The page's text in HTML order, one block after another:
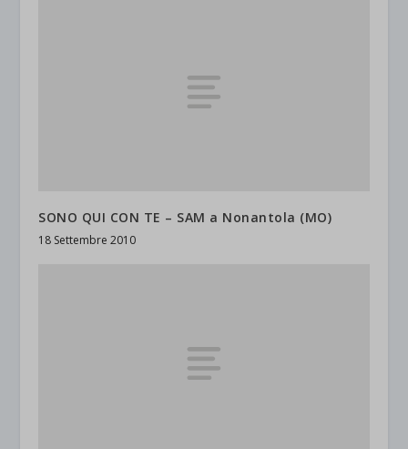
SONO QUI CON TE – SAM a Nonantola (MO)
18 Settembre 2010